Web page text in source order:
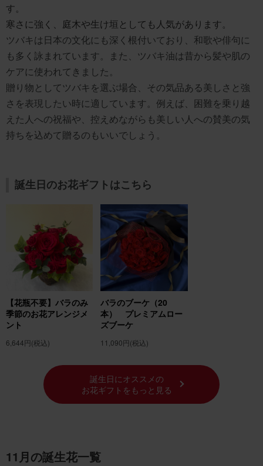
す。
寒さに強く、庭木や生け垣としても人気があります。
ツバキは日本の文化にも深く根付いており、和歌や俳句に
も多く詠まれています。また、ツバキ油は昔から髪や肌の
ケアに使われてきました。
贈り物としてツバキを選ぶ場合、その気品ある美しさと強
さを表現したい時に適しています。例えば、困難を乗り越
えた人への祝福や、控えめながらも美しい人への賛美の気
持ちを込めて贈るのもいいでしょう。
誕生日のお花ギフトはこちら
【花瓶不要】バラのみ
季節のお花アレンジメ
ント
6,644円(税込)
バラのブーケ（20
本） プレミアムロー
ズブーケ
11,090円(税込)
誕生日にオススメの
お花ギフトをもっと見る
11月の誕生花一覧